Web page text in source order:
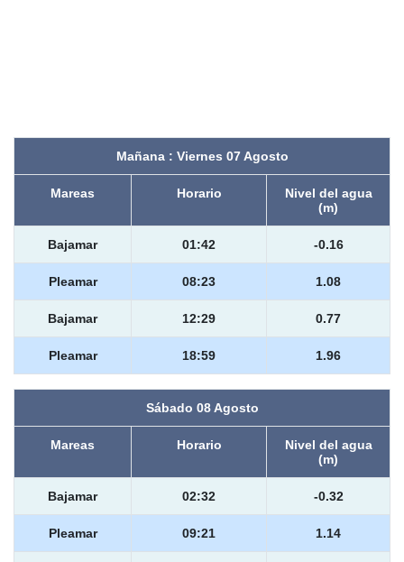
Mañana : Viernes 07 Agosto
Mareas Horario
Nivel del agua
(m)
Bajamar 01:42 -0.16
Pleamar 08:23 1.08
Bajamar 12:29 0.77
Pleamar 18:59 1.96
Sábado 08 Agosto
Mareas Horario
Nivel del agua
(m)
Bajamar 02:32 -0.32
Pleamar 09:21 1.14